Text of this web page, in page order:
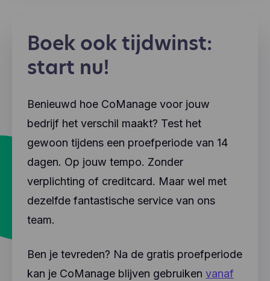
Boek ook tijdwinst:
start nu!
Benieuwd hoe CoManage voor jouw
bedrijf het verschil maakt? Test het
gewoon tijdens een proefperiode van 14
dagen. Op jouw tempo. Zonder
verplichting of creditcard. Maar wel met
dezelfde fantastische service van ons
team.
Ben je tevreden? Na de gratis proefperiode
kan je CoManage blijven gebruiken vanaf